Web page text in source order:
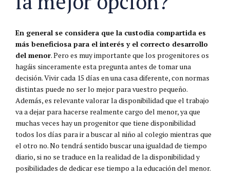
En general se considera que la custodia compartida es
más beneficiosa para el interés y el correcto desarrollo
del menor. Pero es muy importante que los progenitores os
hagáis sinceramente esta pregunta antes de tomar una
decisión. Vivir cada 15 días en una casa diferente, con normas
distintas puede no ser lo mejor para vuestro pequeño.
Además, es relevante valorar la disponibilidad que el trabajo
va a dejar para hacerse realmente cargo del menor, ya que
muchas veces hay un progenitor que tiene disponibilidad
todos los días para ir a buscar al niño al colegio mientras que
el otro no. No tendrá sentido buscar una igualdad de tiempo
diario, si no se traduce en la realidad de la disponibilidad y
posibilidades de dedicar ese tiempo a la educación del menor.